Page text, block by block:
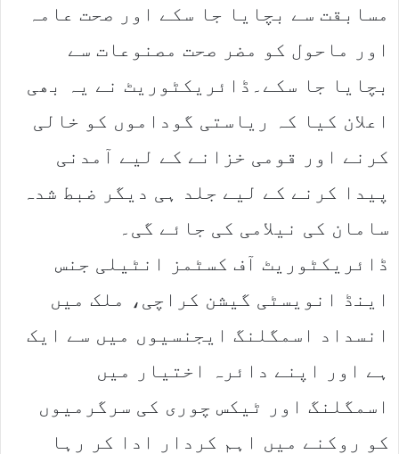
مسابقت سے بچایا جا سکے اور صحت عامہ
اور ماحول کو مضر صحت مصنوعات سے
بچایا جا سکے۔ڈائریکٹوریٹ نے یہ بھی
اعلان کیا کہ ریاستی گوداموں کو خالی
کرنے اور قومی خزانے کے لیے آمدنی
پیدا کرنے کے لیے جلد ہی دیگر ضبط شدہ
سامان کی نیلامی کی جائے گی۔
ڈائریکٹوریٹ آف کسٹمز انٹیلی جنس
اینڈ انویسٹی گیشن کراچی، ملک میں
انسداد اسمگلنگ ایجنسیوں میں سے ایک
ہے اور اپنے دائرہ اختیار میں
اسمگلنگ اور ٹیکس چوری کی سرگرمیوں
کو روکنے میں اہم کردار ادا کر رہا